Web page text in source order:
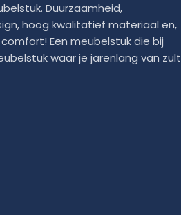
Duurzaamheid,
hoog kwalitatief materiaal en,
Een meubelstuk die bij
waar je jarenlang van zult